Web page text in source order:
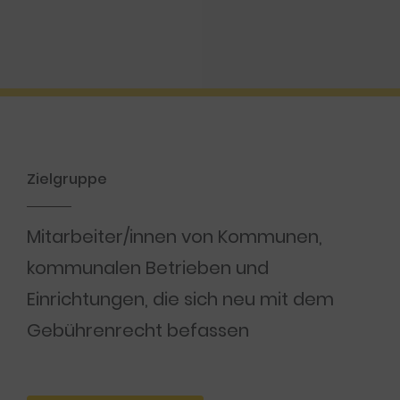
Zielgruppe
Mitarbeiter/innen von Kommunen,
kommunalen Betrieben und
Einrichtungen, die sich neu mit dem
Gebührenrecht befassen